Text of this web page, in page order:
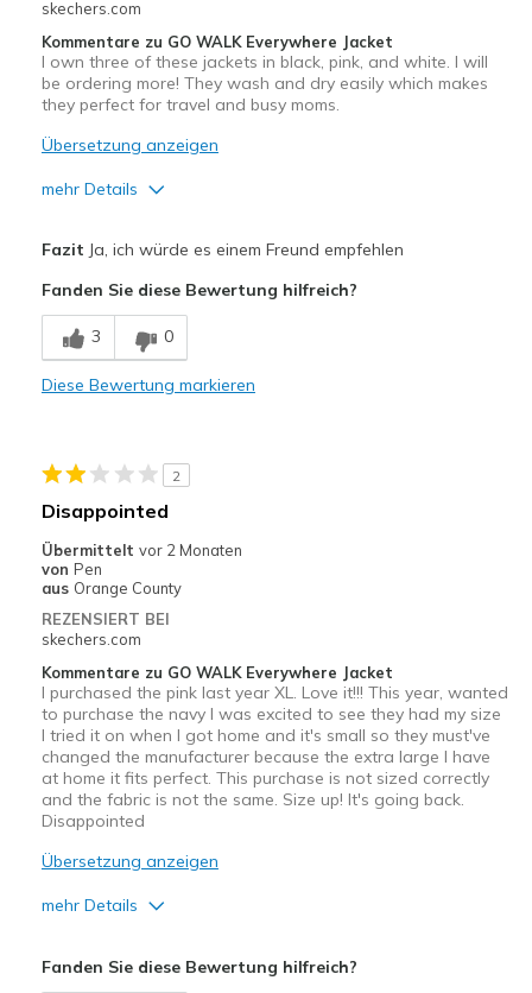
skechers.com
Kommentare zu GO WALK Everywhere Jacket
I own three of these jackets in black, pink, and white. I will
be ordering more! They wash and dry easily which makes
they perfect for travel and busy moms.
Übersetzung anzeigen
mehr Details
Comfortable
Durable
Geeignete Verwendung
Running Errands
Travel
Width
Feels true to width
Sizing
Feels true to size
View On Shoes
I'm Into Shoes
Fazit Ja, ich würde es einem Freund empfehlen
Fanden Sie diese Bewertung hilfreich?
3 0
Diese Bewertung markieren
2
Disappointed
Übermittelt vor 2 Monaten
von Pen
aus Orange County
REZENSIERT BEI
skechers.com
Kommentare zu GO WALK Everywhere Jacket
I purchased the pink last year XL. Love it!!! This year, wanted
to purchase the navy I was excited to see they had my size
I tried it on when I got home and it's small so they must've
changed the manufacturer because the extra large I have
at home it fits perfect. This purchase is not sized correctly
and the fabric is not the same. Size up! It's going back.
Disappointed
Übersetzung anzeigen
mehr Details
Fanden Sie diese Bewertung hilfreich?